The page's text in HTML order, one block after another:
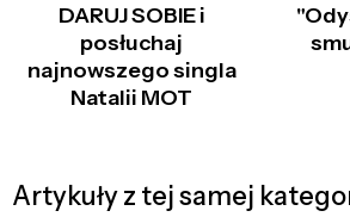
DARUJ SOBIE i
posłuchaj
najnowszego singla
Natalii MOT
Artykuły z tej samej